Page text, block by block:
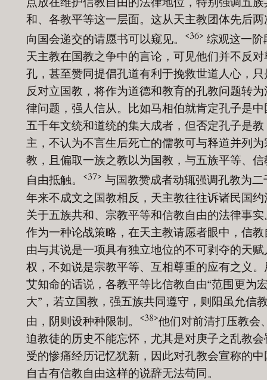
和、各教平等这一层面。这从天主教团体先后两
向国会递交的请愿书可以窥见。
<36> 综观这一阶
天主教在国教之争中的言论，可见他们并不反对
孔，甚至赞同提倡孔道有利于挽救世道人心，只
反对立国教，将作为道德和教育的孔教问题转为
律问题，强人信从。比如马相伯就肯定孔子是中
五千年文统和道统的集大成者，但否定孔子是教
主，不认为不言生后死亡的儒教可与释道并列为
教，且偏取一族之教以为国教，与五族平等、信
自由抵触。
<37> 与国教赞成者动辄强调孔教为二
年来不成文之国教相反，天主教往往诉诸民国约
关于五族共和、宗教平等和信教自由的法律事实
作为一种论战策略，在天主教请愿者眼中，信教
由与其说是一项具有独立地位的不可剥夺的天赋
权，不如说是宗教平等、互相尊重的应有之义。
艾知命的话说，各教平等比信教自由“范围更为
大”，若立国教，强五族共同遵守，则阳虽允信
由，阴则设种种限制。
<38>他们对前清打压教会
迫教徒的历史不能忘怀，尤其是对庚子之乱教会
受的惨痛经历记忆犹新，因此对孔教会宣称的中
自古有信教自由这样的说辞无法苟同。